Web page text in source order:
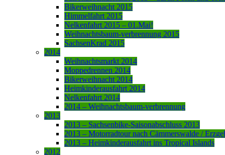
Bikerweihnacht 2015
Himmelfahrt 2015
Nelkenfahrt 2015 – 01.Mai!
Weihnachtsbaum-verbrennung 2015
SachsenKrad 2015
2014
Weihnachtsmarkt 2014
Moppedrennen 2014
Bikerweihnacht 2014
Heimkinderausfahrt 2014
Nelkenfahrt 2014
2014 – Weihnachtsbaum-verbrennung
2013
2013 – Sachsenbike-Saisonabschluss 2013
2013 – Motorradtour nach Cämmerswalde /
2013 – Heimkinderausfahrt ins Tropical Islands
2012